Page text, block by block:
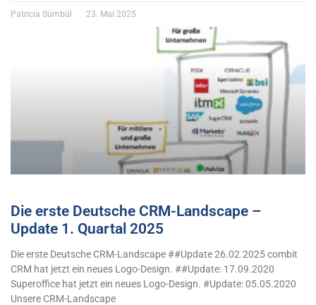
Patricia Sümbül 23. Mai 2025
Die erste Deutsche CRM-Landscape –
Update 1. Quartal 2025
Die erste Deutsche CRM-Landscape ##Update 26.02.2025 combit
CRM hat jetzt ein neues Logo-Design. ##Update: 17.09.2020
Superoffice hat jetzt ein neues Logo-Design. #Update: 05.05.2020
Unsere CRM-Landscape